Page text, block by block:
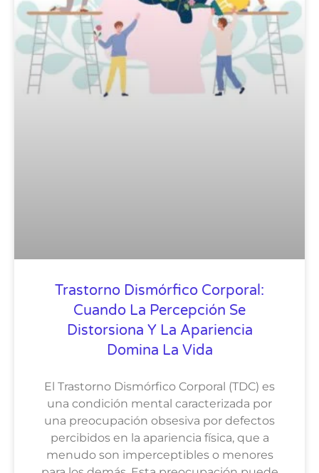
Trastorno Dismórfico Corporal:
Cuando La Percepción Se
Distorsiona Y La Apariencia
Domina La Vida
El Trastorno Dismórfico Corporal (TDC) es
una condición mental caracterizada por
una preocupación obsesiva por defectos
percibidos en la apariencia física, que a
menudo son imperceptibles o menores